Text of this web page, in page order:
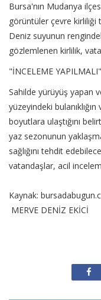
Bursa'nın Mudanya
görüntüler çevre kirliliği
Deniz suyunun
gözlemlenen kirlilik,
"İNCELEME YAPILMALI"
Sahilde yürüyüş yapan
yüzeyindeki
boyutlara ulaştığını
yaz sezonunun
sağlığını tehdit
vatandaşlar, acil
Kaynak:
MERVE DENİZ EKİCİ